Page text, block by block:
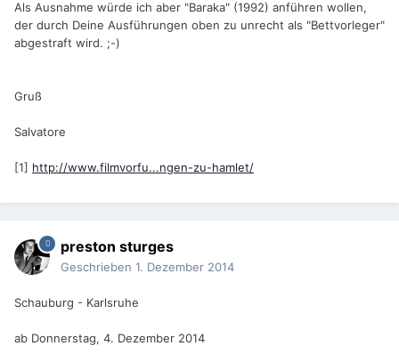
Als Ausnahme würde ich aber "Baraka" (1992) anführen wollen,
der durch Deine Ausführungen oben zu unrecht als "Bettvorleger"
abgestraft wird. ;-)
Gruß
Salvatore
[1] http://www.filmvorfu...ngen-zu-hamlet/
preston sturges
Geschrieben 1. Dezember 2014
Schauburg - Karlsruhe
ab Donnerstag, 4. Dezember 2014